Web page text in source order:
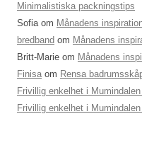
Minimalistiska packningstips
Sofiaom Månadens
bredband om Månadens
Britt-Marie om Månadens
Finisa om Rensa
Frivillig enkelhet i
Frivillig enkelhet i